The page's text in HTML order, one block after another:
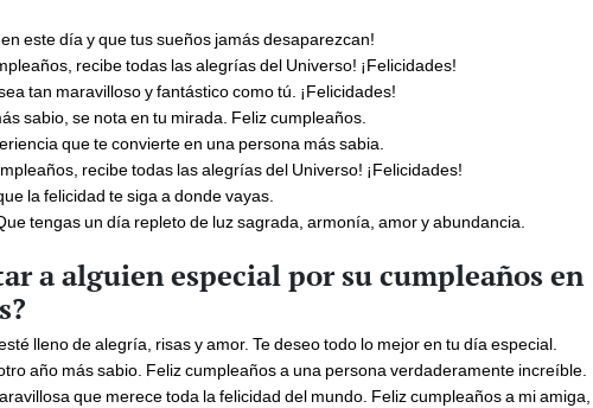
este día y que tus sueños jamás desaparezcan!
recibe todas las alegrías del Universo! ¡Felicidades!
tan maravilloso y fantástico como tú. ¡Felicidades!
sabio, se nota en tu mirada. Feliz cumpleaños.
que te convierte en una persona más sabia.
recibe todas las alegrías del Universo! ¡Felicidades!
la felicidad te siga a donde vayas.
tengas un día repleto de luz sagrada, armonía, amor y abundancia.
a alguien especial por su cumpleaños en
lleno de alegría, risas y amor. Te deseo todo lo mejor en tu día especial.
año más sabio. Feliz cumpleaños a una persona verdaderamente increíble.
que merece toda la felicidad del mundo. Feliz cumpleaños a mi amiga,